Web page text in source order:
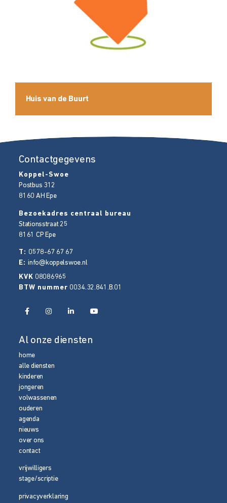
Huis van de Buurt
Contactgegevens
Koppel-Swoe
Postbus 312
8160 AH Epe
Bezoekadres centraal bureau
Stationsstraat 25
8161 CP Epe
T: 0578-67 67 67
E:info@koppelswoe.nl
KVK 08086965
BTW nummer 0034.32.841.B.01
Al onze diensten
home
alle diensten
kinderen
jongeren
volwassenen
ouderen
agenda
nieuws
over ons
contact
vrijwilligers
stage/scriptie
privacyverklaring